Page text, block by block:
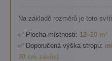
Na základě rozměrů je toto
✅ Plocha místnosti: 12–20 m²
✅ Doporučená výška stropu:
30 cm závěs)